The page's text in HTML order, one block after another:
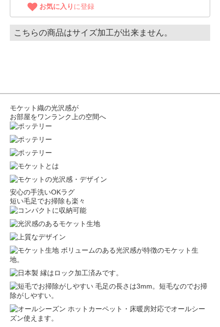
お気に入り に登録
こちらの商品はサイズ加工が出来ません。
モケット織の光沢感が
お部屋をワンランク上の空間へ
安心の手洗いOKラグ
短い毛足でお掃除も楽々
ボリュームのある光沢感が特徴のモケット生
地。
縁はロック加工済みです。
毛足の長さは3mm。短毛なのでお掃
除がしやすい。
ホットカーペット・床暖房対応でオールシー
ズン使えます。